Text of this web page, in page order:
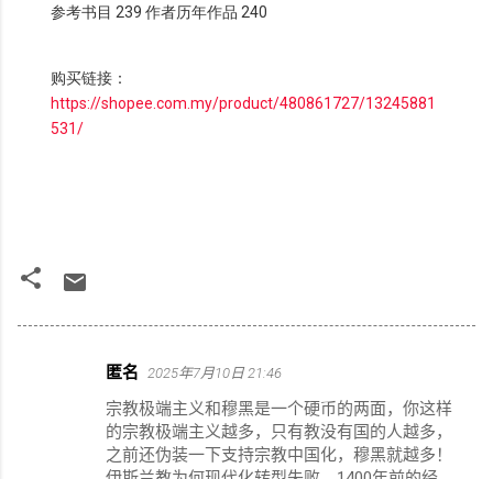
参考书目 239 作者历年作品 240
购买链接：
https://shopee.com.my/product/480861727/13245881
531/
匿名 2025年7月10日 21:46
宗教极端主义和穆黑是一个硬币的两面，你这样
的宗教极端主义越多，只有教没有国的人越多，
之前还伪装一下支持宗教中国化，穆黑就越多！